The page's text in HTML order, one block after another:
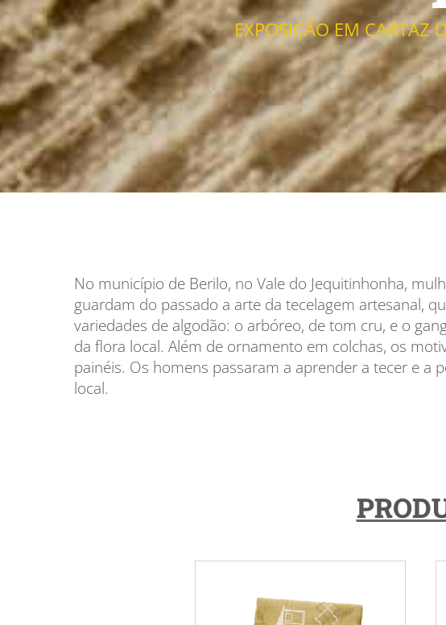
EXPOSIÇÃO EM CARTAZ
No município de Berilo, no Vale do Jequitinhonha,
guardam do passado a arte da tecelagem artesanal,
variedades de algodão: o arbóreo, de tom cru, e o
da flora local. Além de ornamento em colchas, os
painéis. Os homens passaram a aprender a tecer e a
local.